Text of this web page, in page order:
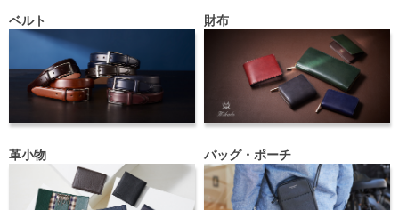
ベルト 財布
革小物 バッグ・ポーチ